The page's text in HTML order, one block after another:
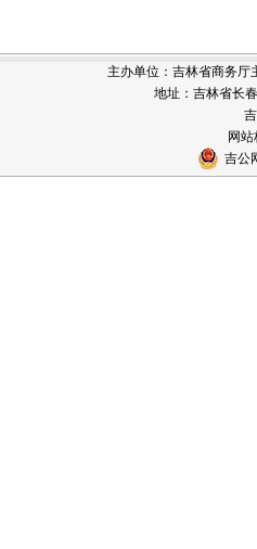
主办单位：吉林省商务
地址：吉林省长
网
吉公